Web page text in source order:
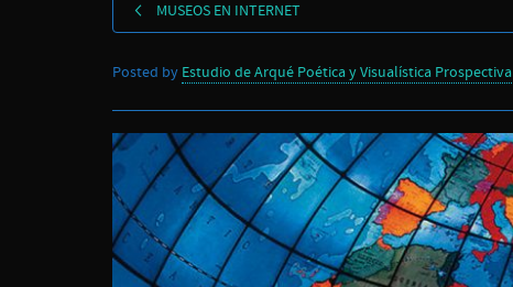
MUSEOS EN INTERNET
Posted by Estudio de Arqué Poética y Visualística Prospectiva